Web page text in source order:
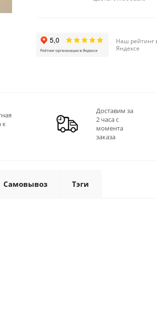
Наш рейтинг
Яндексе
к
Доставим за
2 часа с
момента
заказа
Самовывоз Тэги